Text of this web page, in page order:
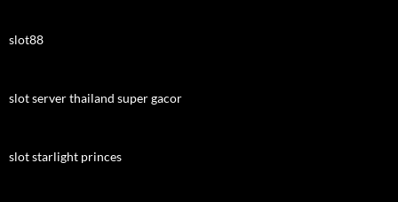
slot88
slot server thailand super gacor
slot starlight princes